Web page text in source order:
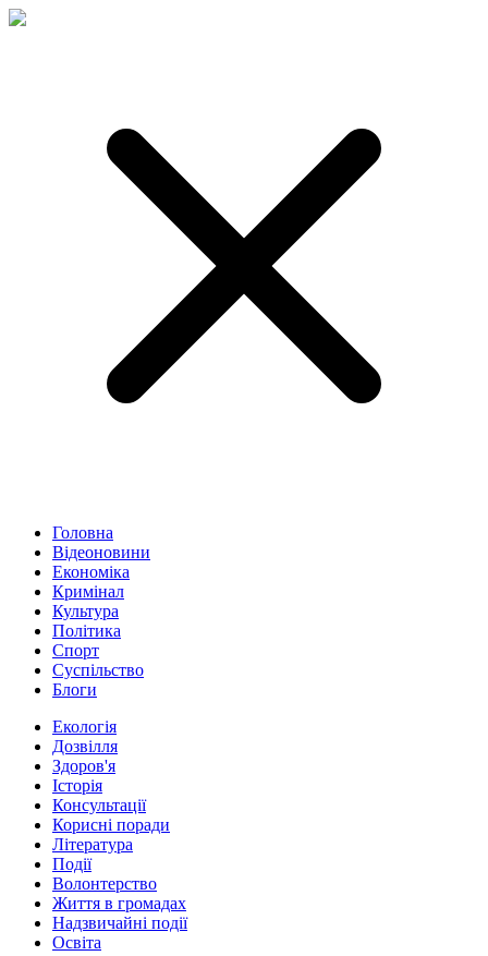
Головна
Відеоновини
Економіка
Кримінал
Культура
Політика
Спорт
Суспільство
Блоги
Екологія
Дозвілля
Здоров'я
Історія
Консультації
Корисні поради
Література
Події
Волонтерство
Життя в громадах
Надзвичайні події
Освіта